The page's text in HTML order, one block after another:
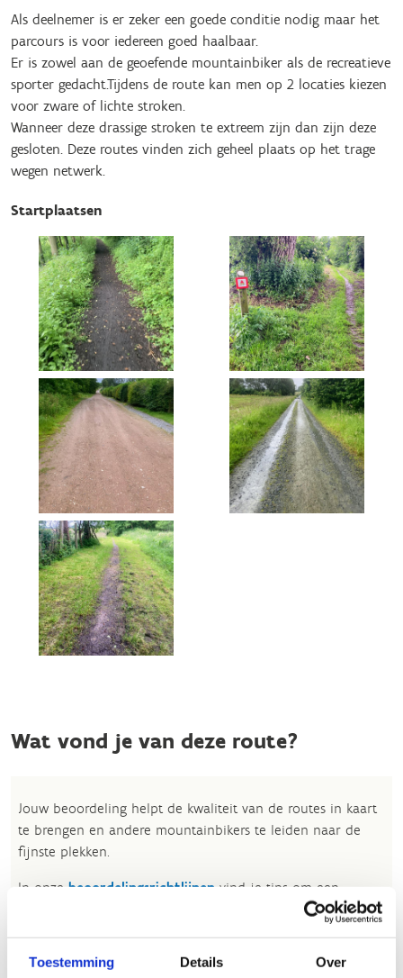
Toestemming Details Over
Als deelnemer is er zeker een goede conditie nodig maar het
parcours is voor iedereen goed haalbaar.
Er is zowel aan de geoefende mountainbiker als de recreatieve
sporter gedacht.Tijdens de route kan men op 2 locaties kiezen
voor zware of lichte stroken.
Wanneer deze drassige stroken te extreem zijn dan zijn deze
gesloten. Deze routes vinden zich geheel plaats op het trage
wegen netwerk.
Startplaatsen
Wat vond je van deze route?
Jouw beoordeling helpt de kwaliteit van de routes in kaart
te brengen en andere mountainbikers te leiden naar de
fijnste plekken.
In onze beoordelingsrichtlijnen vind je tips om een
oprecht nuttige beoordeling te schrijven. Respecteer je
beoordelingen te verwijderen. Wij behouden ons het recht
om kleine aanpassingen aan te brengen in het